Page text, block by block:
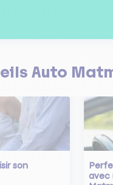
Auto
son
avec